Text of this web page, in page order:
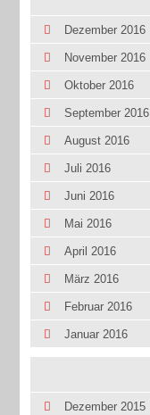
Dezember 2016
November 2016
Oktober 2016
September 2016
August 2016
Juli 2016
Juni 2016
Mai 2016
April 2016
März 2016
Februar 2016
Januar 2016
Dezember 2015